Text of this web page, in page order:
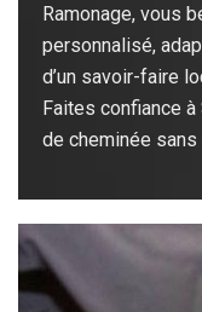
Ramonage, vous
personnalisé,
d’un savoir-faire
Faites confiance
de cheminée